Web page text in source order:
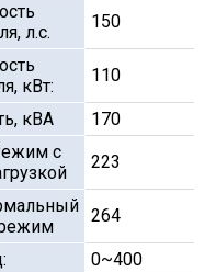
л.с.
150
кВт:
110
кВА 170
с
223
264
0~400